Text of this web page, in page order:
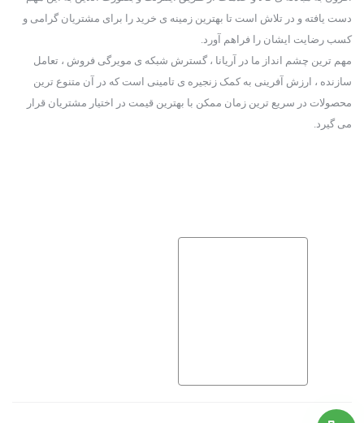
خیابان‌های دنج و آرام زیادی هم برای قدم زدن و لذت بردن از تنهایی و
سکوت خیابان پیدا می‌شود؛ که یکی از آن خیابان‌ها، خیابان دریان نو در
محله ستارخان است. اگر دنبال سکوت و آرامش هستید این خیابان
می‌تواند برای شما بهترین مکان اجاره اتاق در ستارخان باشد.
دست یافته و در تلاش است تا بهترین زمینه ی خرید را برای مشتریان گرامی و
کسب رضایت ایشان را فراهم آورد.
مهم ترین چشم انداز ما در آریانا ، گسترش شبکه ی مویرگی فروش ، تعامل
سازنده ، ارزش آفرینی به کمک زنجیره ی تامینی است که در آن متنوع ترین
محصولات در سریع ترین زمان ممکن با بهترین قیمت در اختیار مشتریان قرار
می گیرد.